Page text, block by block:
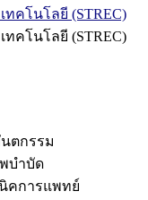
คโนโลยี (STREC)
คโนโลยี (STREC)
ตกรรม
บำบัด
คการแพทย์